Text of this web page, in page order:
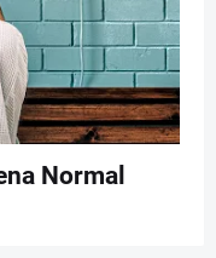
Normal